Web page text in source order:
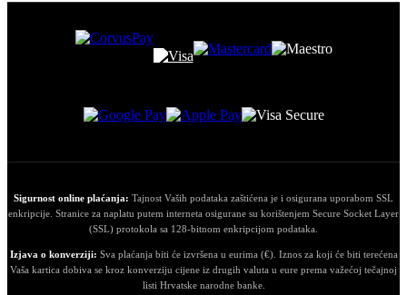
Sigurnost online plaćanja: Tajnost Vaših podataka zaštićena je i osigurana uporabom SSL
enkripcije. Stranice za naplatu putem interneta osigurane su korištenjem Secure Socket Layer
(SSL) protokola sa 128-bitnom enkripcijom podataka.
Izjava o konverziji: Sva plaćanja biti će izvršena u eurima (€). Iznos za koji će biti terećena
Vaša kartica dobiva se kroz konverziju cijene iz drugih valuta u eure prema važećoj tečajnoj
listi Hrvatske narodne banke.